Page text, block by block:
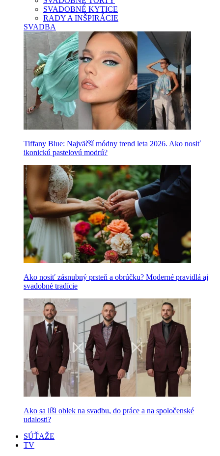
SVADOBNÉ KYTICE
RADY A INŠPIRÁCIE
SVADBA
Tiffany Blue: Najväčší módny trend leta 2026. Ako nosiť
ikonickú pastelovú modrú?
Ako nosiť zásnubný prsteň a obrúčku? Moderné pravidlá aj
svadobné tradície
Ako sa líši oblek na svadbu, do práce a na spoločenské
udalosti?
SÚŤAŽE
TV